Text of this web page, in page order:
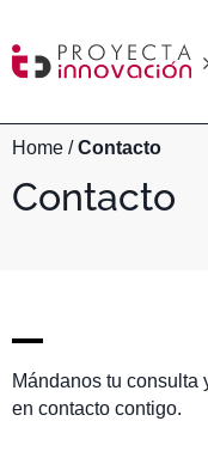
Home /Contacto
Contacto
Mándanos tu consulta
en contacto contigo.